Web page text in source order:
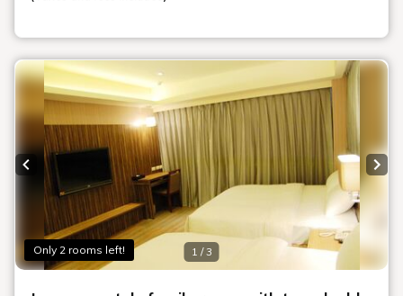
Check in - check out date
Guests
Search